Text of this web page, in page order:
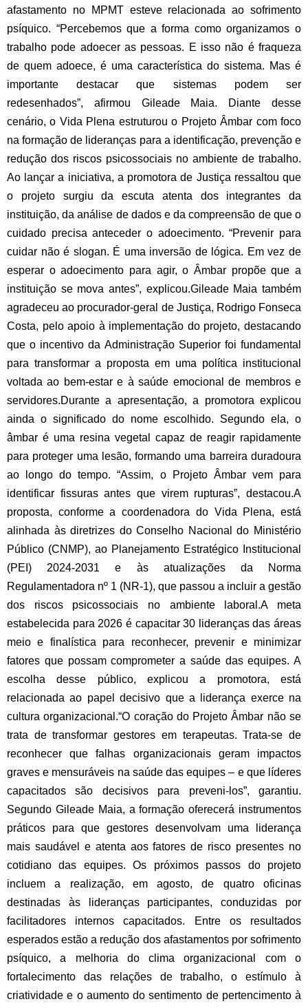
afastamento no MPMT esteve relacionada ao sofrimento
psíquico. “Percebemos que a forma como organizamos o
trabalho pode adoecer as pessoas. E isso não é fraqueza
de quem adoece, é uma característica do sistema. Mas é
importante destacar que sistemas podem ser
redesenhados”, afirmou Gileade Maia.
Diante desse
cenário, o Vida Plena estruturou o Projeto Âmbar com foco
na formação de lideranças para a identificação, prevenção e
redução dos riscos psicossociais no ambiente de trabalho.
Ao lançar a iniciativa, a promotora de Justiça ressaltou que
o projeto surgiu da escuta atenta dos integrantes da
instituição, da análise de dados e da compreensão de que o
cuidado precisa anteceder o adoecimento. “Prevenir para
cuidar não é slogan. É uma inversão de lógica. Em vez de
esperar o adoecimento para agir, o Âmbar propõe que a
instituição se mova antes”, explicou.Gileade Maia também
agradeceu ao procurador-geral de Justiça, Rodrigo Fonseca
Costa, pelo apoio à implementação do projeto, destacando
que o incentivo da Administração Superior foi fundamental
para transformar a proposta em uma política institucional
voltada ao bem-estar e à saúde emocional de membros e
servidores.Durante a apresentação, a promotora explicou
ainda o significado do nome escolhido. Segundo ela, o
âmbar é uma resina vegetal capaz de reagir rapidamente
para proteger uma lesão, formando uma barreira duradoura
ao longo do tempo. “Assim, o Projeto Âmbar vem para
identificar fissuras antes que virem rupturas”, destacou.A
proposta, conforme a coordenadora do Vida Plena, está
alinhada às diretrizes do Conselho Nacional do Ministério
Público (CNMP), ao Planejamento Estratégico Institucional
(PEI) 2024-2031 e às atualizações da Norma
Regulamentadora nº 1 (NR-1), que passou a incluir a gestão
dos riscos psicossociais no ambiente laboral.A meta
estabelecida para 2026 é capacitar 30 lideranças das áreas
meio e finalística para reconhecer, prevenir e minimizar
fatores que possam comprometer a saúde das equipes. A
escolha desse público, explicou a promotora, está
relacionada ao papel decisivo que a liderança exerce na
cultura organizacional.“O coração do Projeto Âmbar não se
trata de transformar gestores em terapeutas. Trata-se de
reconhecer que falhas organizacionais geram impactos
graves e mensuráveis na saúde das equipes – e que líderes
capacitados são decisivos para preveni-los”, garantiu.
Segundo Gileade Maia, a formação oferecerá instrumentos
práticos para que gestores desenvolvam uma liderança
mais saudável e atenta aos fatores de risco presentes no
cotidiano das equipes.Os próximos passos do projeto
incluem a realização, em agosto, de quatro oficinas
destinadas às lideranças participantes, conduzidas por
facilitadores internos capacitados. Entre os resultados
esperados estão a redução dos afastamentos por sofrimento
psíquico, a melhoria do clima organizacional com o
fortalecimento das relações de trabalho, o estímulo à
criatividade e o aumento do sentimento de pertencimento à